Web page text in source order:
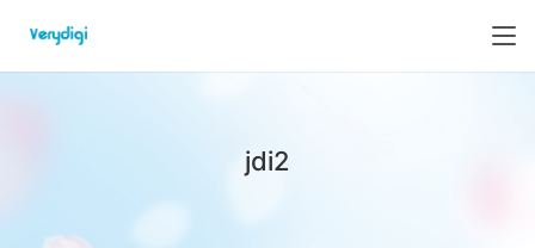
jdi2